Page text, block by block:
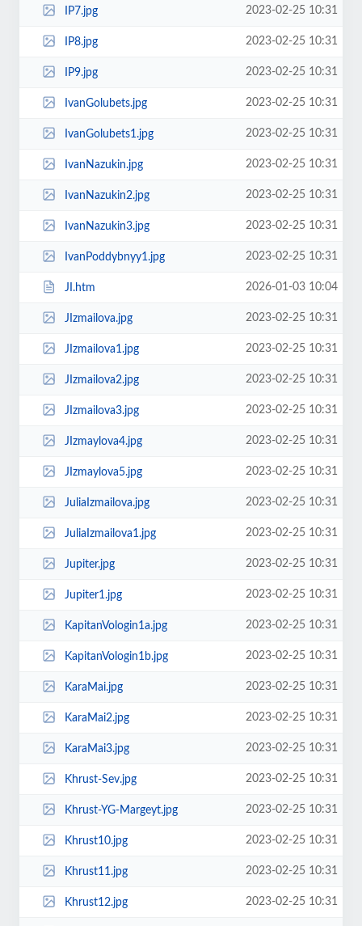
IP7.jpg 2023-02-25 10:31
IP8.jpg 2023-02-25 10:31
IP9.jpg 2023-02-25 10:31
IvanGolubets.jpg 2023-02-25 10:31
IvanGolubets1.jpg 2023-02-25 10:31
IvanNazukin.jpg 2023-02-25 10:31
IvanNazukin2.jpg 2023-02-25 10:31
IvanNazukin3.jpg 2023-02-25 10:31
IvanPoddybnyy1.jpg 2023-02-25 10:31
JI.htm 2026-01-03 10:04
JIzmailova.jpg 2023-02-25 10:31
JIzmailova1.jpg 2023-02-25 10:31
JIzmailova2.jpg 2023-02-25 10:31
JIzmailova3.jpg 2023-02-25 10:31
JIzmaylova4.jpg 2023-02-25 10:31
JIzmaylova5.jpg 2023-02-25 10:31
JuliaIzmailova.jpg 2023-02-25 10:31
JuliaIzmailova1.jpg 2023-02-25 10:31
Jupiter.jpg 2023-02-25 10:31
Jupiter1.jpg 2023-02-25 10:31
KapitanVologin1a.jpg 2023-02-25 10:31
KapitanVologin1b.jpg 2023-02-25 10:31
KaraMai.jpg 2023-02-25 10:31
KaraMai2.jpg 2023-02-25 10:31
KaraMai3.jpg 2023-02-25 10:31
Khrust-Sev.jpg 2023-02-25 10:31
Khrust-YG-Margeyt.jpg 2023-02-25 10:31
Khrust10.jpg 2023-02-25 10:31
Khrust11.jpg 2023-02-25 10:31
Khrust12.jpg 2023-02-25 10:31